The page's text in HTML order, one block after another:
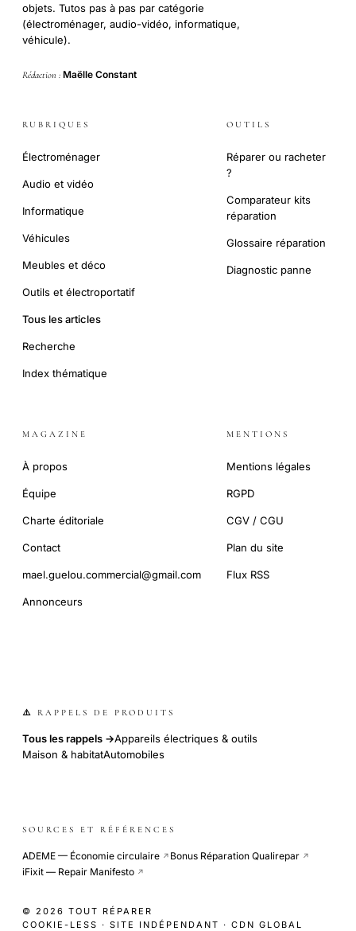
objets. Tutos pas à pas par catégorie
(électroménager, audio-vidéo, informatique,
véhicule).
Rédaction : Maëlle Constant
RUBRIQUES
Électroménager
Audio et vidéo
Informatique
Véhicules
Meubles et déco
Outils et électroportatif
Tous les articles
Recherche
Index thématique
OUTILS
Réparer ou racheter
?
Comparateur kits
réparation
Glossaire réparation
Diagnostic panne
MAGAZINE
À propos
Équipe
Charte éditoriale
Contact
mael.guelou.commercial@gmail.com
Annonceurs
MENTIONS
Mentions légales
RGPD
CGV / CGU
Plan du site
Flux RSS
⚠️ RAPPELS DE PRODUITS
Tous les rappels →Appareils électriques & outils
Maison & habitatAutomobiles
SOURCES ET RÉFÉRENCES
ADEME — Économie circulaire ↗ Bonus Réparation Qualirepar ↗
iFixit — Repair Manifesto ↗
© 2026 TOUT RÉPARER
COOKIE-LESS · SITE INDÉPENDANT · CDN GLOBAL